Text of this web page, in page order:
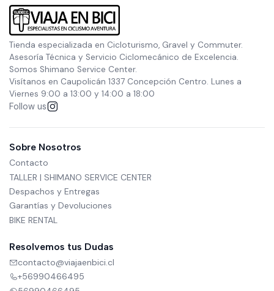
Tienda especializada en Cicloturismo, Gravel y Commuter.
Asesoría Técnica y Servicio Ciclomecánico de Excelencia.
Somos Shimano Service Center.
Visítanos en Caupolicán 1337 Concepción Centro. Lunes a
Viernes 9:00 a 13:00 y 14:00 a 18:00
Follow us
Sobre Nosotros
Contacto
TALLER | SHIMANO SERVICE CENTER
Despachos y Entregas
Garantías y Devoluciones
BIKE RENTAL
Resolvemos tus Dudas
contacto@viajaenbici.cl
+56990466495